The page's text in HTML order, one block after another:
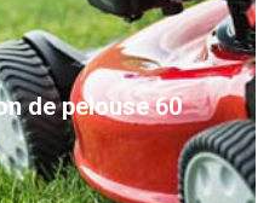
de pelouse 60